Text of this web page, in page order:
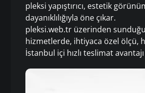
pleksi yapıştırıcı, estetik
dayanıklılığıyla öne çıkar.
pleksi.web.tr üzerinden
hizmetlerde, ihtiyaca özel ölçü,
İstanbul içi hızlı teslimat